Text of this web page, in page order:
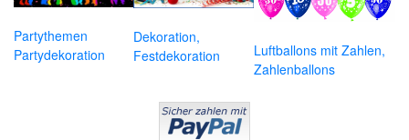
Partythemen
Partydekoration
Dekoration,
Festdekoration
Luftballons mit Zahlen,
Zahlenballons